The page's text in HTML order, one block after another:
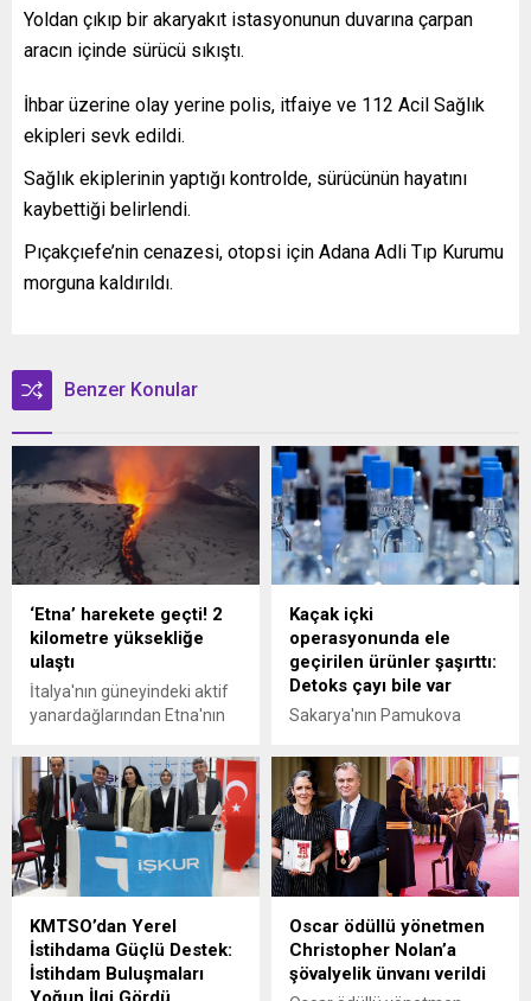
Yoldan çıkıp bir akaryakıt istasyonunun duvarına çarpan
aracın içinde sürücü sıkıştı.
İhbar üzerine olay yerine polis, itfaiye ve 112 Acil Sağlık
ekipleri sevk edildi.
Sağlık ekiplerinin yaptığı kontrolde, sürücünün hayatını
kaybettiği belirlendi.
Pıçakçıefe’nin cenazesi, otopsi için Adana Adli Tıp Kurumu
morguna kaldırıldı.
Benzer Konular
‘Etna’ harekete geçti! 2
kilometre yüksekliğe
ulaştı
İtalya'nın güneyindeki aktif
yanardağlarından Etna'nın
bildirildi.
Kaçak içki
operasyonunda ele
geçirilen ürünler şaşırttı:
Detoks çayı bile var
Sakarya'nın Pamukova
operasyonda, sahte içki ve
etil alkol üretimi yapan 3
şüpheli gözaltına alındı.
Operasyon kapsamında,
birçok sahte içki ve içki
üretiminde kullanılan
KMTSO’dan Yerel
İstihdama Güçlü Destek:
İstihdam Buluşmaları
Oscar ödüllü yönetmen
Christopher Nolan’a
şövalyelik ünvanı verildi